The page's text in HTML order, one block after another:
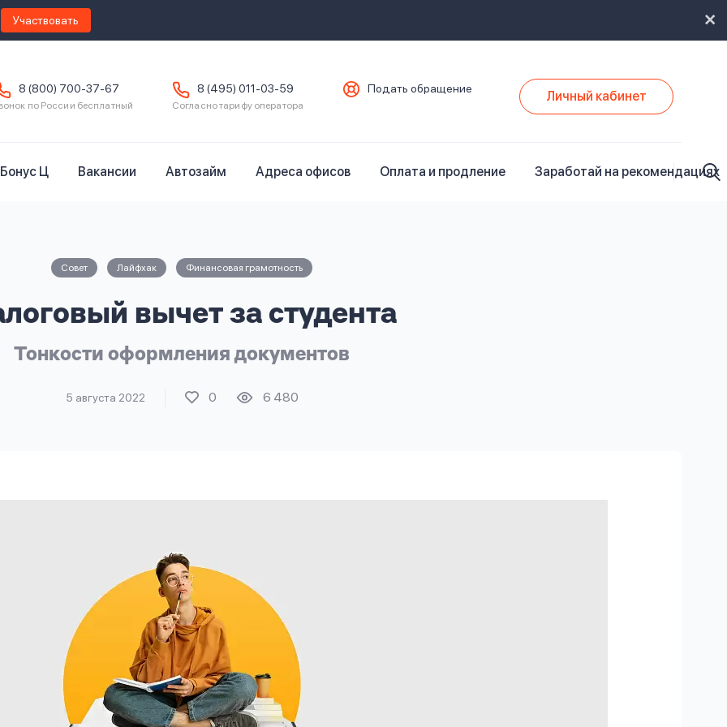
Участвовать
8 (800) 700-37-67
по России бесплатный
8 (495) 011-03-59
Согласно тарифу оператора
Подать обращение Личный кабинет
Бонус Ц Вакансии Автозайм Адреса офисов Оплата и продление Заработай на рекомендациях
Совет Лайфхак Финансовая грамотность
вычет за студента
Тонкости оформления документов
5 августа 2022 0 6 480